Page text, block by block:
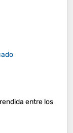
entre los